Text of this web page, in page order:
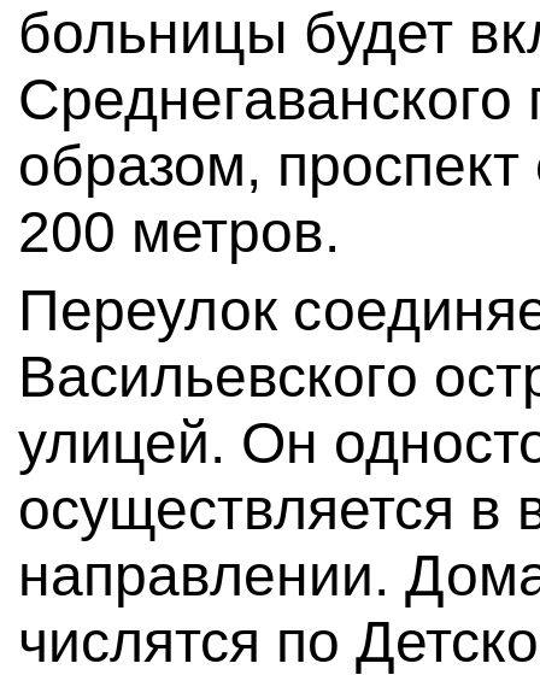
больницы будет
Среднегаванского
образом,
200 метров.
Переулок
Васильевского
улицей. Он
осуществляется в
направлении.
числятся по